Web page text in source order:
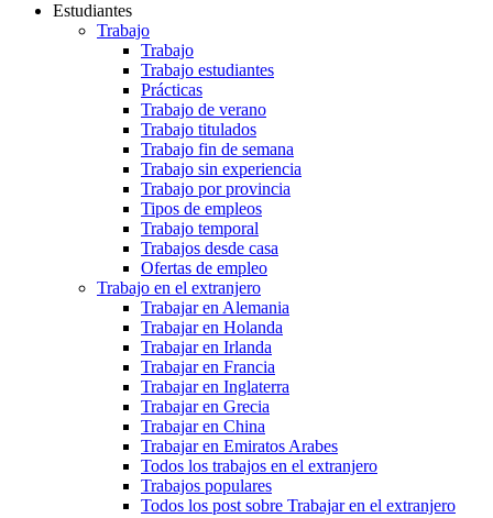
Estudiantes
Trabajo
Trabajo
Trabajo estudiantes
Prácticas
Trabajo de verano
Trabajo titulados
Trabajo fin de semana
Trabajo sin experiencia
Trabajo por provincia
Tipos de empleos
Trabajo temporal
Trabajos desde casa
Ofertas de empleo
Trabajo en el extranjero
Trabajar en Alemania
Trabajar en Holanda
Trabajar en Irlanda
Trabajar en Francia
Trabajar en Inglaterra
Trabajar en Grecia
Trabajar en China
Trabajar en Emiratos Arabes
Todos los trabajos en el extranjero
Trabajos populares
Todos los post sobre Trabajar en el extranjero